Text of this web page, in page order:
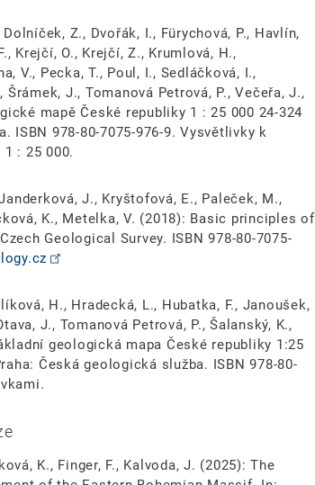
Z., Dvořák, I., Fürychová, P., Havlín,
Krejčí, O., Krejčí, Z., Krumlová, H.,
V., Pecka, T., Poul, I., Sedláčková, I.,
J., Tomanová Petrová, P., Večeřa, J.,
mapě České republiky 1 : 25 000 24-324
ISBN 978-80-7075-976-9. Vysvětlivky k
: 25 000.
J., Kryštofová, E., Paleček, M.,
K., Metelka, V. (2018): Basic principles of
Geological Survey. ISBN 978-80-7075-
H., Hradecká, L., Hubatka, F., Janoušek,
J., Tomanová Petrová, P., Šalanský, K.,
geologická mapa České republiky 1:25
Česká geologická služba. ISBN 978-80-
K., Finger, F., Kalvoda, J. (2025): The